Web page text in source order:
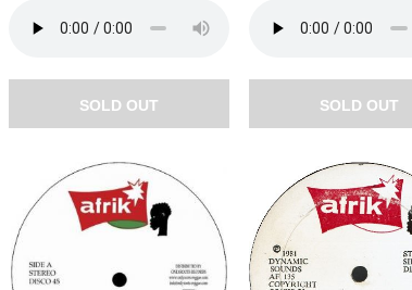
SOLD OUT SOLD OUT